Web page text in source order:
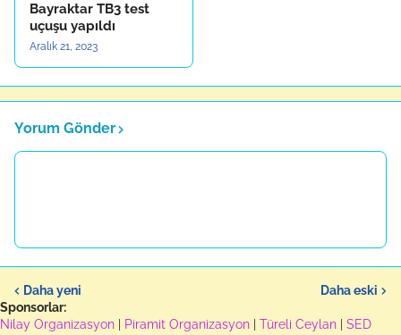
Bayraktar TB3 test
uçuşu yapıldı
Aralık 21, 2023
Yorum Gönder
Daha yeni
Daha eski
Sponsorlar:
Nilay Organizasyon
Piramit Organizasyon Türeli Ceylan
SED